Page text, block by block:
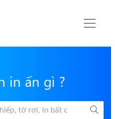
in ấn gì ?